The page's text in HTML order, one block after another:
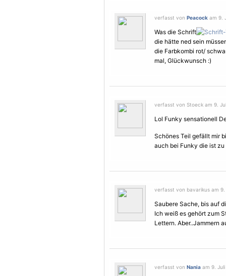
verfasst von Peacock am 9.
Was die Schrift
die hätte ned sein
die Farbkombi rot/
mal, Glückwunsch :)
verfasst von Stoeck am 9.
Lol Funky sensationell
Schönes Teil gefällt mir
auch bei Funky die ist zu
verfasst von bavarikus am 9.
Saubere Sache, bis auf
Ich weiß es gehört zum
Lettern. Aber..Jammern
verfasst von Nania am 9.